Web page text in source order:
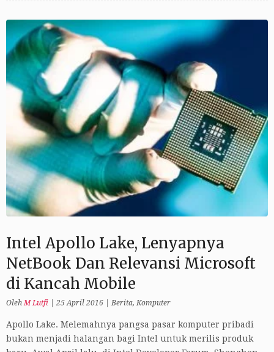
Intel Apollo Lake, Lenyapnya
NetBook Dan Relevansi Microsoft
di Kancah Mobile
OlehM Lutfi 25 April 2016 |Berita,Komputer
Apollo Lake. Melemahnya pangsa pasar komputer pribadi
bukan menjadi halangan bagi Intel untuk merilis produk